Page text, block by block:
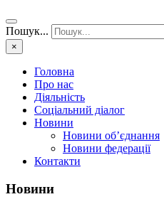
Пошук...
×
Головна
Про нас
Діяльність
Соціальний діалог
Новини
Новини об’єднання
Новини федерації
Контакти
Новини